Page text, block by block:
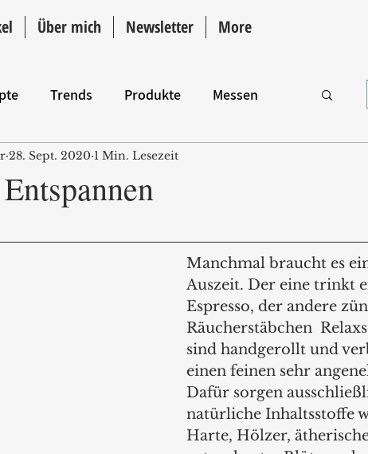
Über mich Newsletter More
Trends Produkte Messen
Intro
28. Sept. 2020 1 Min. Lesezeit
Manchmal braucht es
Auszeit. Der eine trinkt
Espresso, der andere
Räucherstäbchen
sind handgerollt und
einen feinen sehr
Dafür sorgen
natürliche Inhaltsstoffe
Harte, Hölzer,